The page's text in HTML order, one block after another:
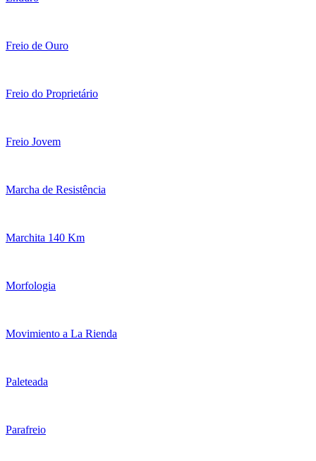
Freio de Ouro
Freio do Proprietário
Freio Jovem
Marcha de Resistência
Marchita 140 Km
Morfologia
Movimiento a La Rienda
Paleteada
Parafreio